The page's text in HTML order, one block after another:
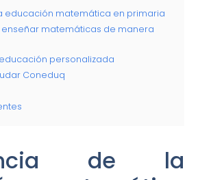
educación matemática en primaria
enseñar matemáticas de manera
personalizada
Coneduq
de la